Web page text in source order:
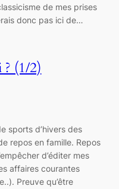
de mes prises
donc pas ici de…
? (1/2)
sports d’hivers des
repos en famille. Repos
d’éditer mes
affaires courantes
Preuve qu’être